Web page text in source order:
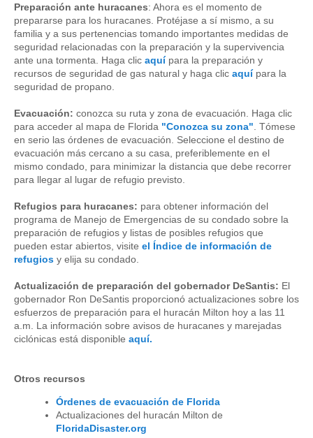
Preparación ante huracanes: Ahora es el momento de
prepararse para los huracanes. Protéjase a sí mismo, a su
familia y a sus pertenencias tomando importantes medidas de
seguridad relacionadas con la preparación y la supervivencia
ante una tormenta. Haga clic aquípara la preparación y
recursos de seguridad de gas natural y haga clic aquípara la
seguridad de propano.
Evacuación: conozca su ruta y zona de evacuación. Haga clic
para acceder al mapa de Florida "Conozca su zona" . Tómese
en serio las órdenes de evacuación. Seleccione el destino de
evacuación más cercano a su casa, preferiblemente en el
mismo condado, para minimizar la distancia que debe recorrer
para llegar al lugar de refugio previsto.
Refugios para huracanes: para obtener información del
programa de Manejo de Emergencias de su condado sobre la
preparación de refugios y listas de posibles refugios que
pueden estar abiertos, visite el Índice de información de
refugios y elija su condado.
Actualización de preparación del gobernador DeSantis: El
gobernador Ron DeSantis proporcionó actualizaciones sobre los
esfuerzos de preparación para el huracán Milton hoy a las 11
a.m. La información sobre avisos de huracanes y marejadas
ciclónicas está disponible aquí.
Otros recursos
Órdenes de evacuación de Florida
Actualizaciones del huracán Milton de
FloridaDisaster.org